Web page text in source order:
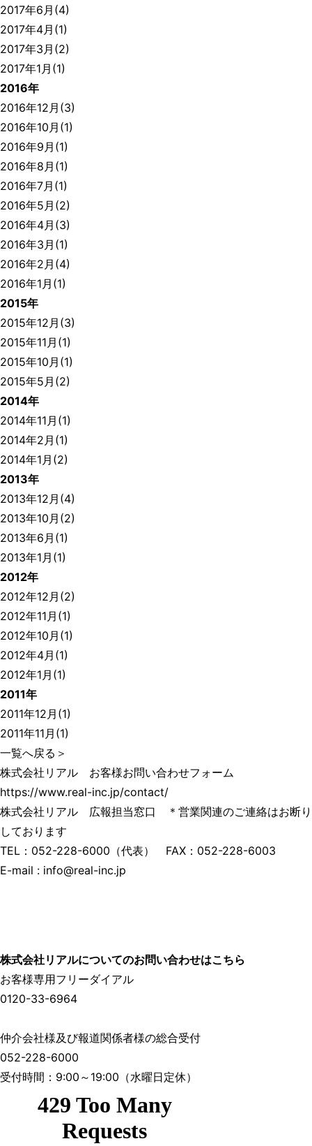
2017年6月(4)
2017年4月(1)
2017年3月(2)
2017年1月(1)
2016年
2016年12月(3)
2016年10月(1)
2016年9月(1)
2016年8月(1)
2016年7月(1)
2016年5月(2)
2016年4月(3)
2016年3月(1)
2016年2月(4)
2016年1月(1)
2015年
2015年12月(3)
2015年11月(1)
2015年10月(1)
2015年5月(2)
2014年
2014年11月(1)
2014年2月(1)
2014年1月(2)
2013年
2013年12月(4)
2013年10月(2)
2013年6月(1)
2013年1月(1)
2012年
2012年12月(2)
2012年11月(1)
2012年10月(1)
2012年4月(1)
2012年1月(1)
2011年
2011年12月(1)
2011年11月(1)
一覧へ戻る ＞
株式会社リアル お客様お問い合わせフォーム
https://www.real-inc.jp/contact/
株式会社リアル 広報担当窓口 ＊営業関連のご連絡はお断り
しております
TEL： 052-228-6000 （代表） FAX：052-228-6003
E-mail : info@real-inc.jp
株式会社リアルについてのお問い合わせはこちら
お客様専用フリーダイアル
0120-33-6964
仲介会社様及び報道関係者様の総合受付
052-228-6000
受付時間：9:00～19:00（水曜日定休）